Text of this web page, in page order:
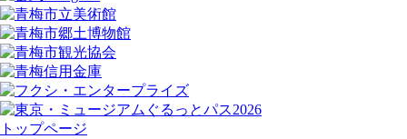
トップページ